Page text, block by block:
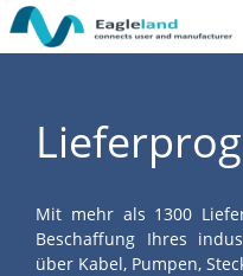
Mit mehr als 1300
Beschaffung Ihres
über Kabel, Pumpen,